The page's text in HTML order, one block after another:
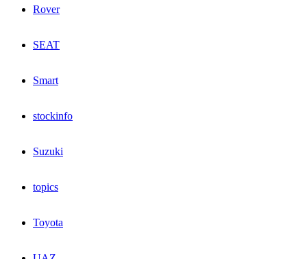
Rover
SEAT
Smart
stockinfo
Suzuki
topics
Toyota